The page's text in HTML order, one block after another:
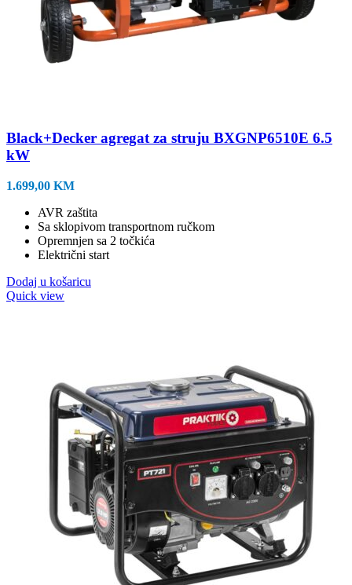
Black+Decker agregat za struju BXGNP6510E 6.5
kW
1.699,00 KM
AVR zaštita
Sa sklopivom transportnom ručkom
Opremnjen sa 2 točkića
Električni start
Dodaj u košaricu
Quick view